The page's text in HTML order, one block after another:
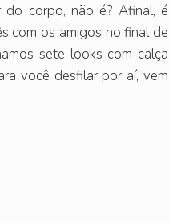
do corpo, não é? Afinal, é
com os amigos no final de
sete looks com calça
você desfilar por aí, vem